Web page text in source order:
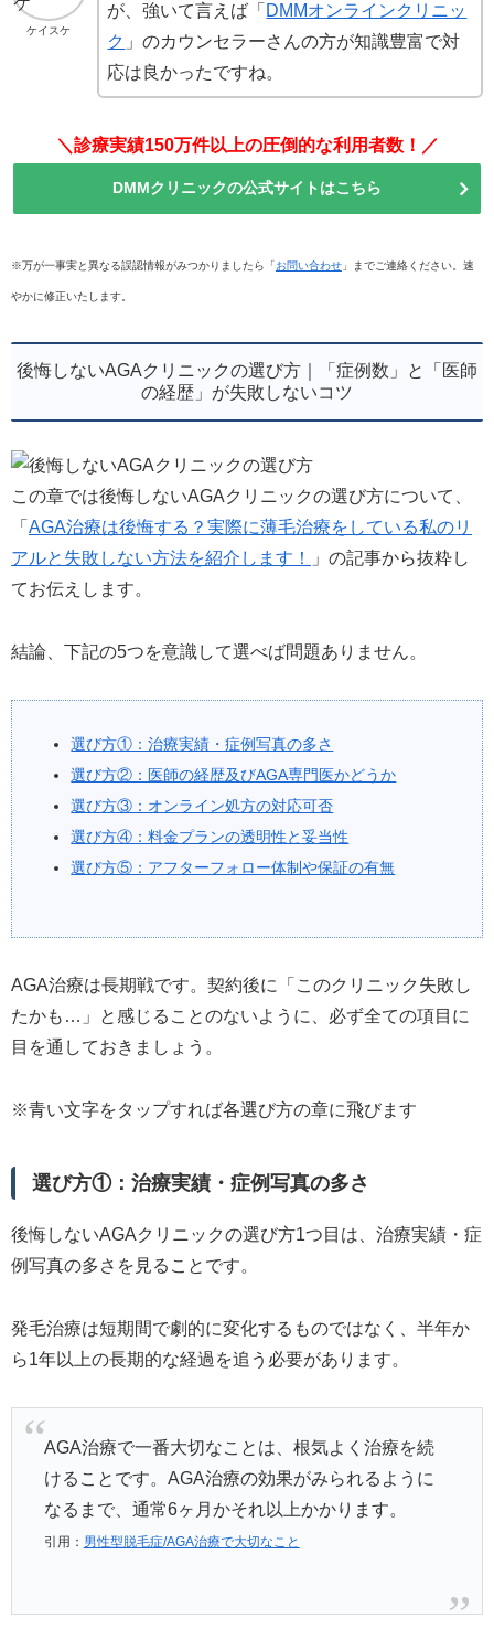
ケイスケ
が、強いて言えば「 DMMオンラインクリニッ
ク 」のカウンセラーさんの方が知識豊富で対
応は良かったですね。
＼診療実績150万件以上の圧倒的な利用者数！／
DMMクリニックの公式サイトはこちら
※万が一事実と異なる誤認情報がみつかりましたら「お問い合わせ 」までご連絡ください。速
やかに修正いたします。
後悔しないAGAクリニックの選び方｜「症例数」と「医師
の経歴」が失敗しないコツ
この章では後悔しないAGAクリニックの選び方について、
「 AGA治療は後悔する？実際に薄毛治療をしている私のリ
アルと失敗しない方法を紹介します！
」の記事から抜粋し
てお伝えします。
結論、下記の5つを意識して選べば問題ありません。
選び方①：治療実績・症例写真の多さ
選び方②：医師の経歴及びAGA専門医かどうか
選び方③：オンライン処方の対応可否
選び方④：料金プランの透明性と妥当性
選び方⑤：アフターフォロー体制や保証の有無
AGA治療は長期戦です。契約後に「このクリニック失敗し
たかも…」と感じることのないように、必ず全ての項目に
目を通しておきましょう。
※青い文字をタップすれば各選び方の章に飛びます
選び方①：治療実績・症例写真の多さ
後悔しないAGAクリニックの選び方1つ目は、治療実績・症
例写真の多さを見ることです。
発毛治療は短期間で劇的に変化するものではなく、半年か
ら1年以上の長期的な経過を追う必要があります。
AGA治療で一番大切なことは、根気よく治療を続
けることです。AGA治療の効果がみられるように
なるまで、通常6ヶ月かそれ以上かかります。
引用： 男性型脱毛症/AGA治療で大切なこと